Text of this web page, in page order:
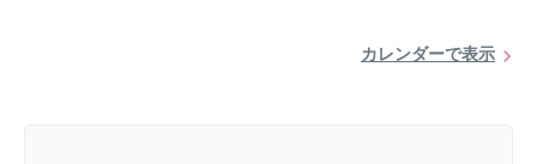
カレンダーで表示